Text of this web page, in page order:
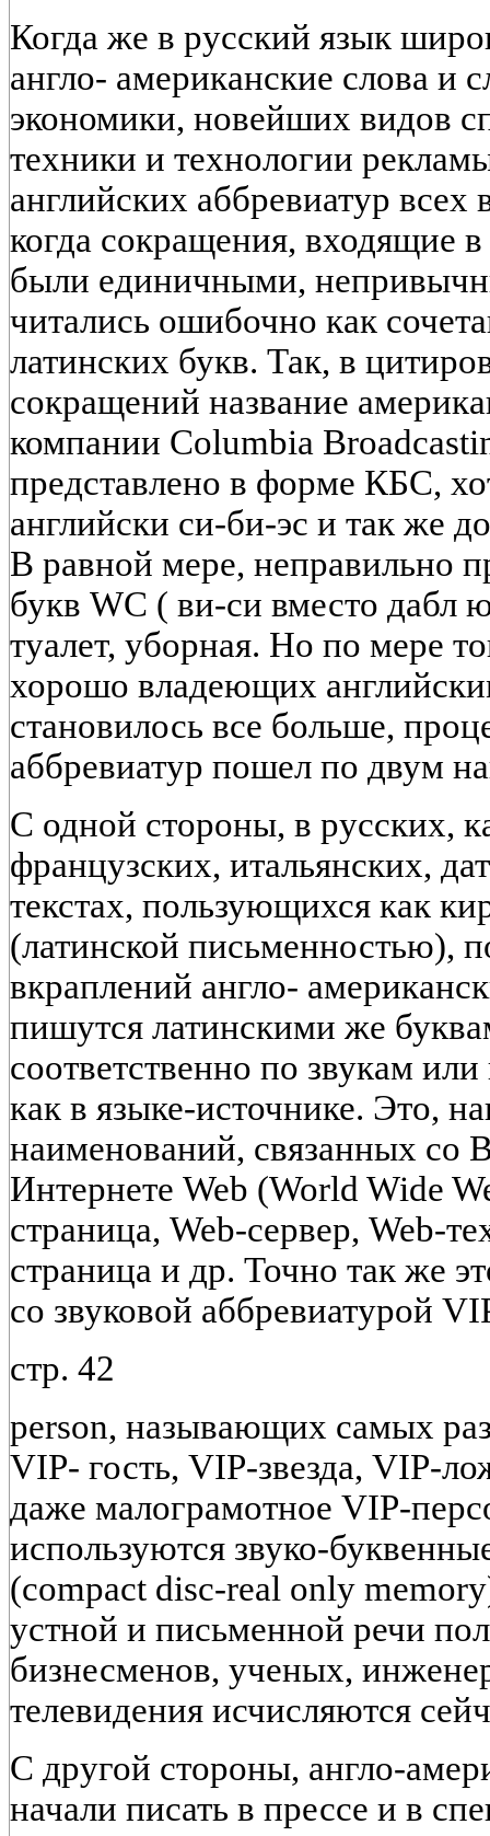
Когда же в русский язык
англо- американские слова и
экономики, новейших видов
техники и технологии
английских аббревиатур
когда сокращения, входящие
были единичными,
читались ошибочно как
латинских букв. Так, в
сокращений название
компании Columbia
представлено в форме КБС,
английски си-би-эс и так же
В равной мере, неправильно
букв WC ( ви-си вместо дабл
туалет, уборная. Но по мере
хорошо владеющих
становилось все больше,
аббревиатур пошел по двум
С одной стороны, в русских,
французских, итальянских,
текстах, пользующихся как
(латинской письменностью),
вкраплений англо-
пишутся латинскими же
соответственно по звукам
как в языке-источнике. Это,
наименований, связанных со
Интернете Web (World Wide
страница, Web-сервер, Web-
страница и др. Точно так же
со звуковой аббревиатурой
стр. 42
person, называющих самых
VIP- гость, VIP-звезда, VIP-
даже малограмотное VIP-
используются звуко-
(compact disc-real only
устной и письменной речи
бизнесменов, ученых,
телевидения исчисляются
С другой стороны, англо-
начали писать в прессе и в